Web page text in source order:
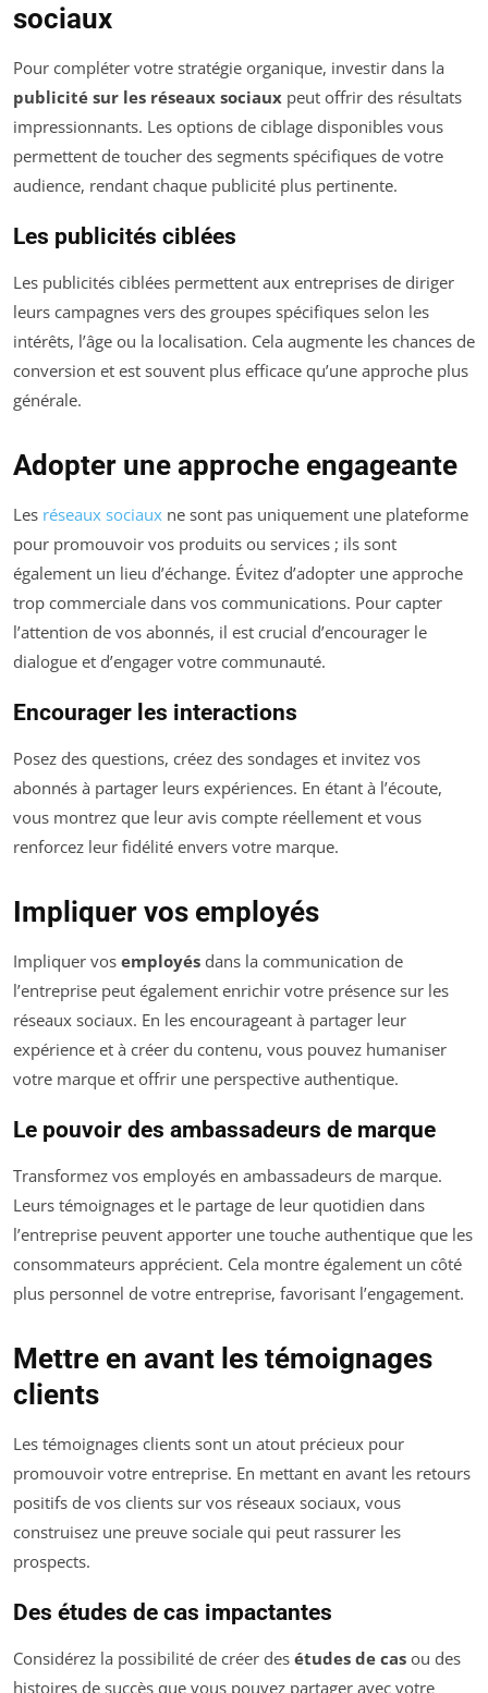
sociaux
Pour compléter votre stratégie organique, investir dans la
publicité sur les réseaux sociaux peut offrir des résultats
impressionnants. Les options de ciblage disponibles vous
permettent de toucher des segments spécifiques de votre
audience, rendant chaque publicité plus pertinente.
Les publicités ciblées
Les publicités ciblées permettent aux entreprises de diriger
leurs campagnes vers des groupes spécifiques selon les
intérêts, l’âge ou la localisation. Cela augmente les chances de
conversion et est souvent plus efficace qu’une approche plus
générale.
Adopter une approche engageante
Les réseaux sociaux ne sont pas uniquement une plateforme
pour promouvoir vos produits ou services ; ils sont
également un lieu d’échange. Évitez d’adopter une approche
trop commerciale dans vos communications. Pour capter
l’attention de vos abonnés, il est crucial d’encourager le
dialogue et d’engager votre communauté.
Encourager les interactions
Posez des questions, créez des sondages et invitez vos
abonnés à partager leurs expériences. En étant à l’écoute,
vous montrez que leur avis compte réellement et vous
renforcez leur fidélité envers votre marque.
Impliquer vos employés
Impliquer vos employés dans la communication de
l’entreprise peut également enrichir votre présence sur les
réseaux sociaux. En les encourageant à partager leur
expérience et à créer du contenu, vous pouvez humaniser
votre marque et offrir une perspective authentique.
Le pouvoir des ambassadeurs de marque
Transformez vos employés en ambassadeurs de marque.
Leurs témoignages et le partage de leur quotidien dans
l’entreprise peuvent apporter une touche authentique que les
consommateurs apprécient. Cela montre également un côté
plus personnel de votre entreprise, favorisant l’engagement.
Mettre en avant les témoignages
clients
Les témoignages clients sont un atout précieux pour
promouvoir votre entreprise. En mettant en avant les retours
positifs de vos clients sur vos réseaux sociaux, vous
construisez une preuve sociale qui peut rassurer les
prospects.
Des études de cas impactantes
Considérez la possibilité de créer des études de cas ou des
histoires de succès que vous pouvez partager avec votre